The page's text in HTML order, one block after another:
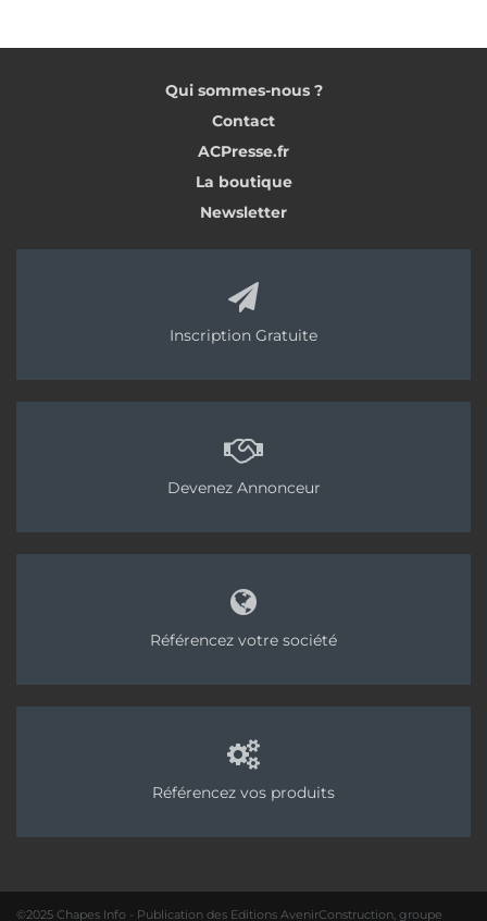
Qui sommes-nous ?
Contact
ACPresse.fr
La boutique
Newsletter
Inscription Gratuite
Devenez Annonceur
Référencez votre société
Référencez vos produits
©2025 Chapes Info - Publication des Editions AvenirConstruction, groupe